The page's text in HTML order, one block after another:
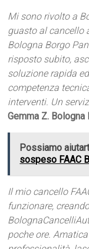
Mi sono rivolto a
guasto al cancello
Bologna Borgo
risposto subito,
soluzione rapida
competenza
interventi. Un
Gemma Z.
Possiamo
sospeso FAAC
Il mio cancello
funzionare,
poche ore.